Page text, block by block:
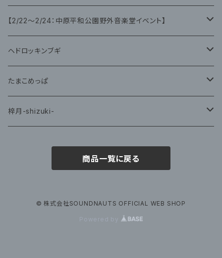
グッズ
グッズ
【2/22〜2/24：中原平和公園野外音楽堂イベント】
藤咲ゆみ
ヘドロッキンブギ
CD
たまこめっぱ
グッズ
梓月-shizuki-
商品一覧に戻る
© 株式会社SOUNDNAUTS OFFICIAL WEB SHOP
Powered by